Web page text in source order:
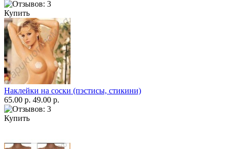
Купить
Наклейки на соски (пэстисы, стикини)
65.00 р. 49.00 р.
Купить